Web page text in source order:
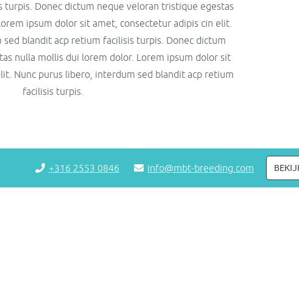
turpis. Donec dictum neque veloran tristique egestas
ipsum dolor sit amet, consectetur adipis cin elit.
blandit acp retium facilisis turpis. Donec dictum
nulla mollis dui lorem dolor. Lorem ipsum dolor sit
Nunc purus libero, interdum sed blandit acp retium
facilisis turpis.
+316 2553 0846 info@mbt-breeding.com